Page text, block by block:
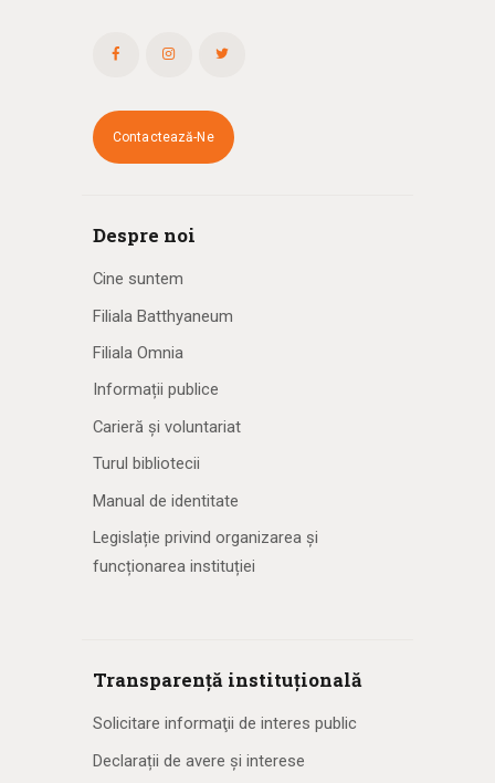
Contactează-Ne
Despre noi
Cine suntem
Filiala Batthyaneum
Filiala Omnia
Informații publice
Carieră și voluntariat
Turul bibliotecii
Manual de identitate
Legislație privind organizarea și
funcționarea instituției
Transparență instituțională
Solicitare informaţii de interes public
Declarații de avere și interese